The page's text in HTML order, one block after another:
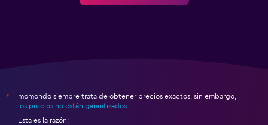
*
momondo siempre trata de obtener precios exactos, sin embargo,
los precios no están garantizados.
Esta es la razón: